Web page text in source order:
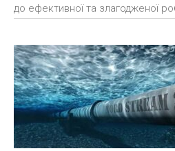
до ефективної та злагодженої